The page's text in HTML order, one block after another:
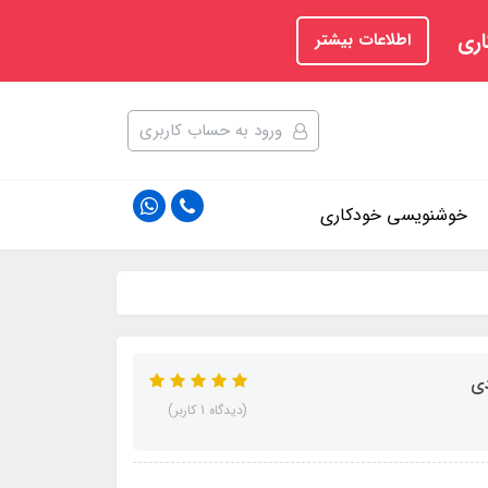
اطلاعات بیشتر
ورود به حساب کاربری
خوشنویسی خودکاری
(دیدگاه 1 کاربر)